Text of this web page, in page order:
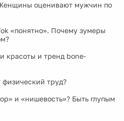
оценивают мужчин по
«понятно». Почему зумеры
красоты и тренд bone-
труд?
и «нишевость»? Быть глупым